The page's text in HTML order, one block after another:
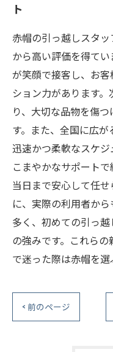
ト
赤帽の引っ越しスタ
から高い評価を得て
が笑顔で接客し、お
ション力があります
り、大切な品物を傷
す。また、全国に広が
迅速かつ柔軟なスケジ
こまやかなサポート
当日まで安心して任
に、実際の利用者か
多く、初めての引っ
の強みです。これら
で迷った際は赤帽を選
< 前のページ